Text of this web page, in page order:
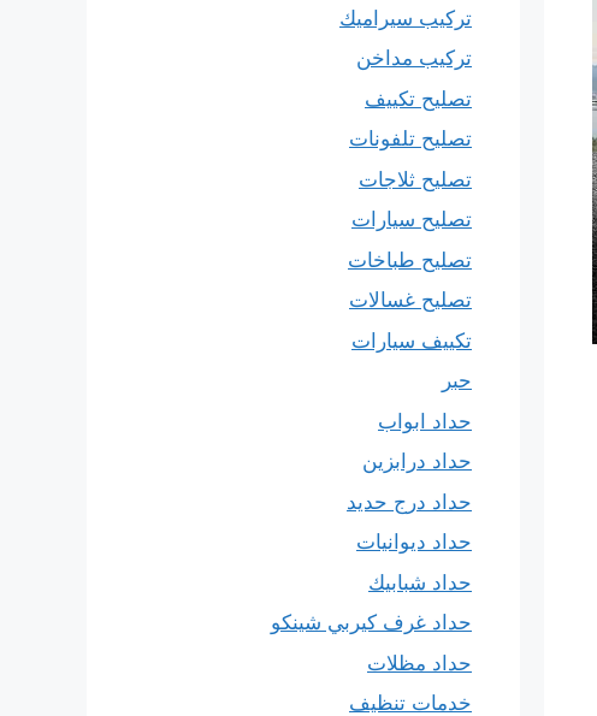
تركيب سيراميك
تركيب مداخن
تصليح تكييف
تصليح تلفونات
تصليح ثلاجات
تصليح سيارات
تصليح طباخات
تصليح غسالات
تكييف سيارات
حبر
حداد ابواب
حداد درابزين
حداد درج حديد
حداد ديوانيات
حداد شبابيك
حداد غرف كيربي شينكو
حداد مظلات
خدمات تنظيف